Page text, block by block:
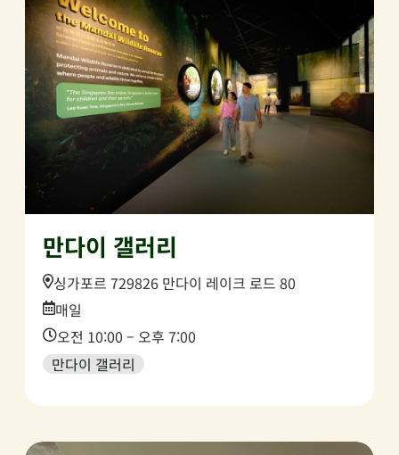
만다이 갤러리
Location:
싱가포르 729826 만다이 레이크 로드 80
Date:
매일
Time:
오전 10:00 – 오후 7:00
만다이 갤러리